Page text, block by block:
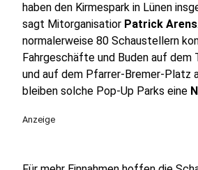
haben den Kirmespark in Lünen
sagt Mitorganisatior Patrick Arens
normalerweise 80 Schaustellern
Fahrgeschäfte und Buden auf
und auf dem Pfarrer-Bremer-Platz
bleiben solche Pop-Up Parks eine
Anzeige